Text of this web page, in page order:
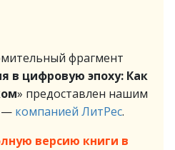
фрагмент
в цифровую эпоху: Как
» предоставлен нашим
— компанией ЛитРес.
версию книги в